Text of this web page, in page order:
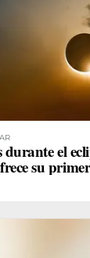
el
su